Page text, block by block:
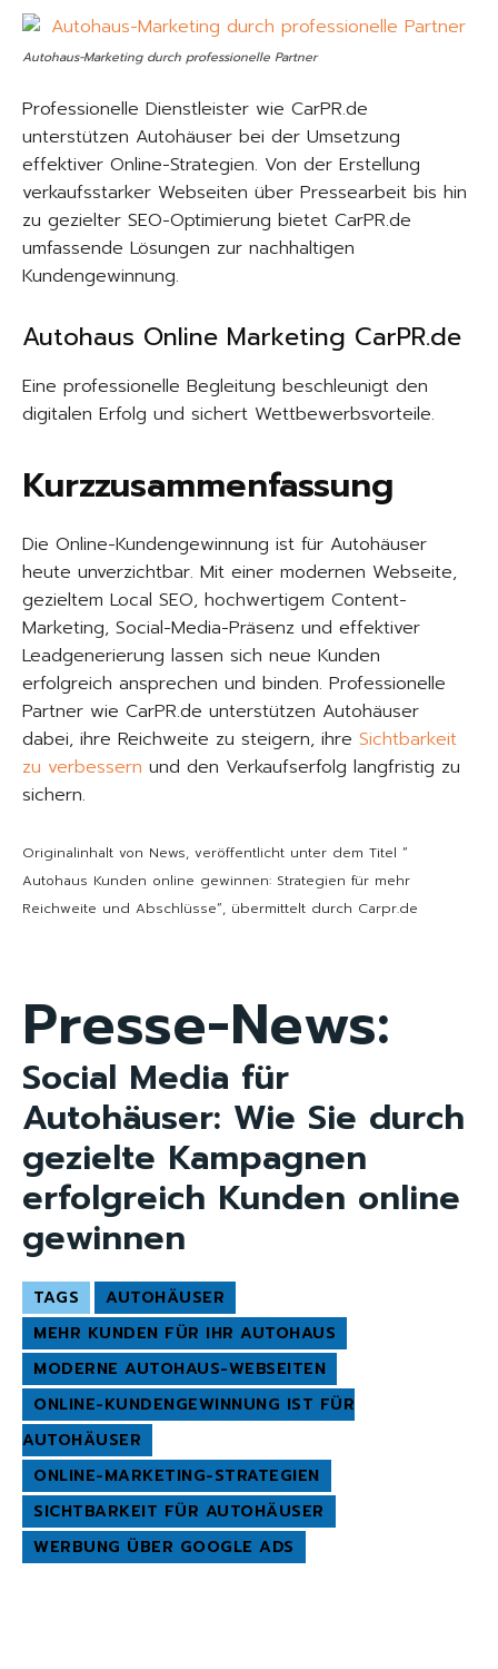
Autohaus-Marketing durch professionelle Partner
Professionelle Dienstleister wie CarPR.de
unterstützen Autohäuser bei der Umsetzung
effektiver Online-Strategien. Von der Erstellung
verkaufsstarker Webseiten über Pressearbeit bis hin
zu gezielter SEO-Optimierung bietet CarPR.de
umfassende Lösungen zur nachhaltigen
Kundengewinnung.
Autohaus Online Marketing CarPR.de
Eine professionelle Begleitung beschleunigt den
digitalen Erfolg und sichert Wettbewerbsvorteile.
Kurzzusammenfassung
Die Online-Kundengewinnung ist für Autohäuser
heute unverzichtbar. Mit einer modernen Webseite,
gezieltem Local SEO, hochwertigem Content-
Marketing, Social-Media-Präsenz und effektiver
Leadgenerierung lassen sich neue Kunden
erfolgreich ansprechen und binden. Professionelle
Partner wie CarPR.de unterstützen Autohäuser
dabei, ihre Reichweite zu steigern, ihre Sichtbarkeit
zu verbessern und den Verkaufserfolg langfristig zu
sichern.
Originalinhalt von News, veröffentlicht unter dem Titel “
Autohaus Kunden online gewinnen: Strategien für mehr
Reichweite und Abschlüsse“, übermittelt durch Carpr.de
Presse-News:
Social Media für
Autohäuser: Wie Sie durch
gezielte Kampagnen
erfolgreich Kunden online
gewinnen
TAGS
AUTOHÄUSER
MEHR KUNDEN FÜR IHR AUTOHAUS
MODERNE AUTOHAUS-WEBSEITEN
ONLINE-KUNDENGEWINNUNG IST FÜR
AUTOHÄUSER
ONLINE-MARKETING-STRATEGIEN
SICHTBARKEIT FÜR AUTOHÄUSER
WERBUNG ÜBER GOOGLE ADS